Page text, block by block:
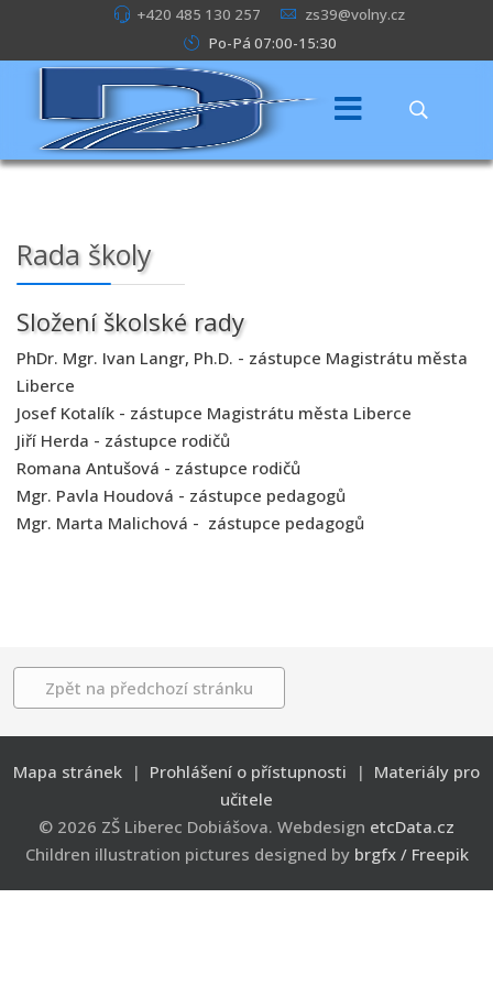
+420 485 130 257
zs39@volny.cz
Po-Pá 07:00-15:30
Rada školy
Složení školské rady
PhDr. Mgr. Ivan Langr, Ph.D. - zástupce Magistrátu města
Liberce
Josef Kotalík - zástupce Magistrátu města Liberce
Jiří Herda - zástupce rodičů
Romana Antušová - zástupce rodičů
Mgr. Pavla Houdová - zástupce pedagogů
Mgr. Marta Malichová - zástupce pedagogů
Zpět na předchozí stránku
Mapa stránek | Prohlášení o přístupnosti | Materiály pro
učitele
© 2026 ZŠ Liberec Dobiášova. Webdesign etcData.cz
Children illustration pictures designed by brgfx / Freepik